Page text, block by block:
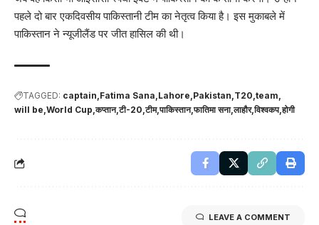
पहले दो बार एकदिवसीय पाकिस्तानी टीम का नेतृत्व किया है। इस मुकाबले में
पाकिस्तान ने न्यूजीलैंड पर जीत हासिल की थी।
TAGGED: captain Fatima Sana Lahore Pakistan T20 team
will be World Cup कप्तान टी-20 टीम पाकिस्तान फातिमा सना लाहौर विश्वकप होगी
LEAVE A COMMENT